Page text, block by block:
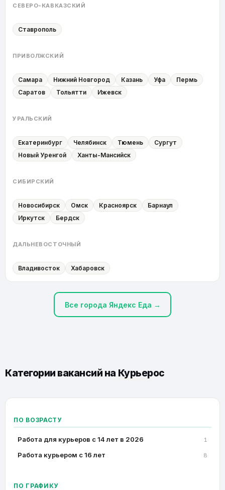
СЕВЕРО-КАВКАЗСКИЙ
Ставрополь
ПРИВОЛЖСКИЙ
Самара Нижний Новгород Казань Уфа
Пермь
Саратов
Тольятти Ижевск
УРАЛЬСКИЙ
Екатеринбург Челябинск Тюмень
Сургут
Новый Уренгой
Ханты-Мансийск
СИБИРСКИЙ
Новосибирск Омск Красноярск
Барнаул
Иркутск
Бердск
ДАЛЬНЕВОСТОЧНЫЙ
Владивосток Хабаровск
Все города Яндекс Еда →
Категории вакансий на Курьерос
ПО ВОЗРАСТУ
Работа для курьеров с 14 лет в 2026 1
Работа курьером с 16 лет 8
ПО ГРАФИКУ